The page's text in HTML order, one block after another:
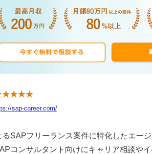
sap-career.com/
るSAPフリーランス案件に特化したエー
コンサルタント向けにキャリア相談や